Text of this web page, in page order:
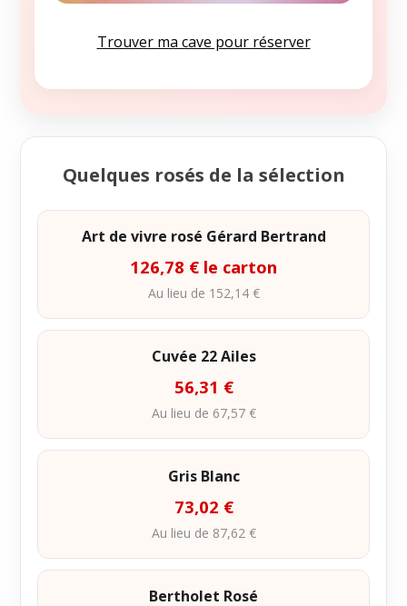
Trouver ma cave pour réserver
Quelques rosés de la sélection
Art de vivre rosé Gérard Bertrand
126,78 € le carton
Au lieu de 152,14 €
Cuvée 22 Ailes
56,31 €
Au lieu de 67,57 €
Gris Blanc
73,02 €
Au lieu de 87,62 €
Bertholet Rosé